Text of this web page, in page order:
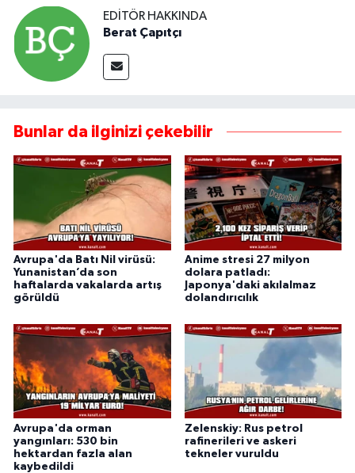
EDITÖR HAKKINDA
Berat Çapıtçı
Bunlar da ilginizi çekebilir
Avrupa'da Batı Nil virüsü:
Yunanistan’da son
haftalarda vakalarda artış
görüldü
Anime stresi 27 milyon
dolara patladı:
Japonya'daki akılalmaz
dolandırıcılık
Avrupa'da orman
yangınları: 530 bin
hektardan fazla alan
kaybedildi
Zelenskiy: Rus petrol
rafinerileri ve askeri
tekneler vuruldu